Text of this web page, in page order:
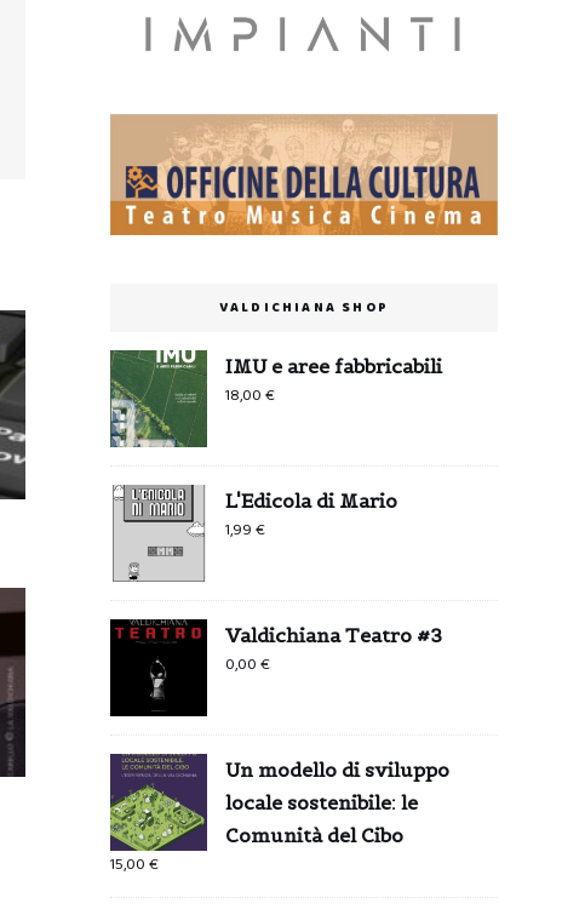
VALDICHIANA SHOP
IMU e aree fabbricabili
18,00€
L'Edicola di Mario
1,99€
Valdichiana Teatro #3
0,00€
Un modello di sviluppo
locale sostenibile: le
Comunità del Cibo
15,00€